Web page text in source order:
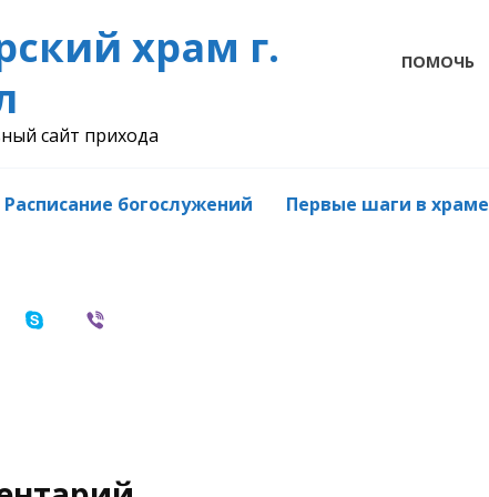
храм г.
сайт прихода
ПОМОЧЬ
Расписание богослужений Первые шаги в храме